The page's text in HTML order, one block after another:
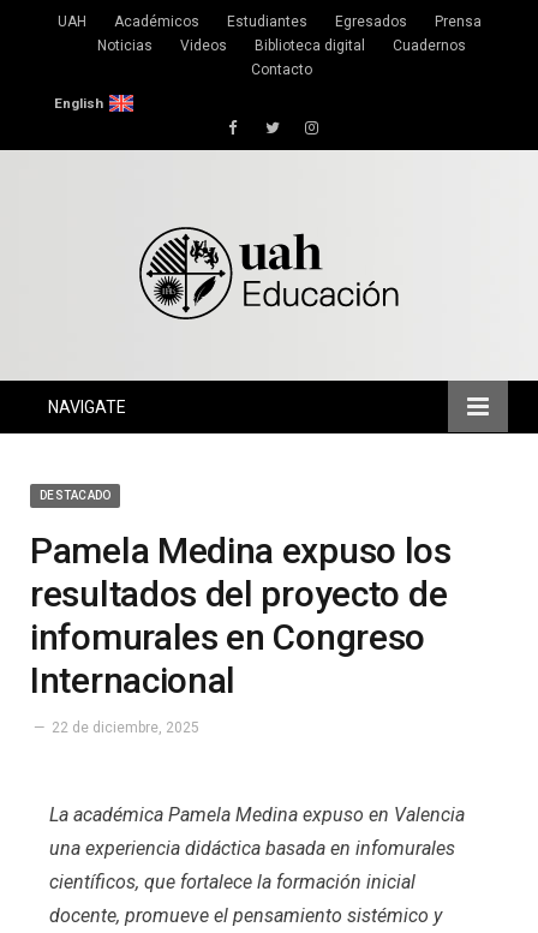
UAH Académicos Estudiantes Egresados
Prensa
Noticias
Videos Biblioteca digital
Cuadernos
Contacto
English
FacebookTwitterInstagram
NAVIGATE
DESTACADO
Pamela Medina expuso los
resultados del proyecto de
infomurales en Congreso
Internacional
22 de diciembre, 2025
La académica Pamela Medina expuso en Valencia
una experiencia didáctica basada en infomurales
científicos, que fortalece la formación inicial
docente, promueve el pensamiento sistémico y